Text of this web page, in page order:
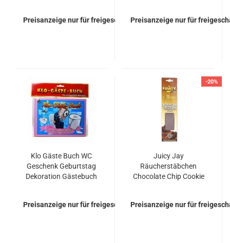
Preisanzeige nur für freigeschaltete Kunden
Preisanzeige nur für
Klo Gäste Buch WC
Geschenk Geburtstag
Dekoration Gästebuch
Preisanzeige nur für freigeschaltete Kunden
-20%
Juicy Jay
Räucherstäbchen
Chocolate Chip Cookie
Preisanzeige nur für